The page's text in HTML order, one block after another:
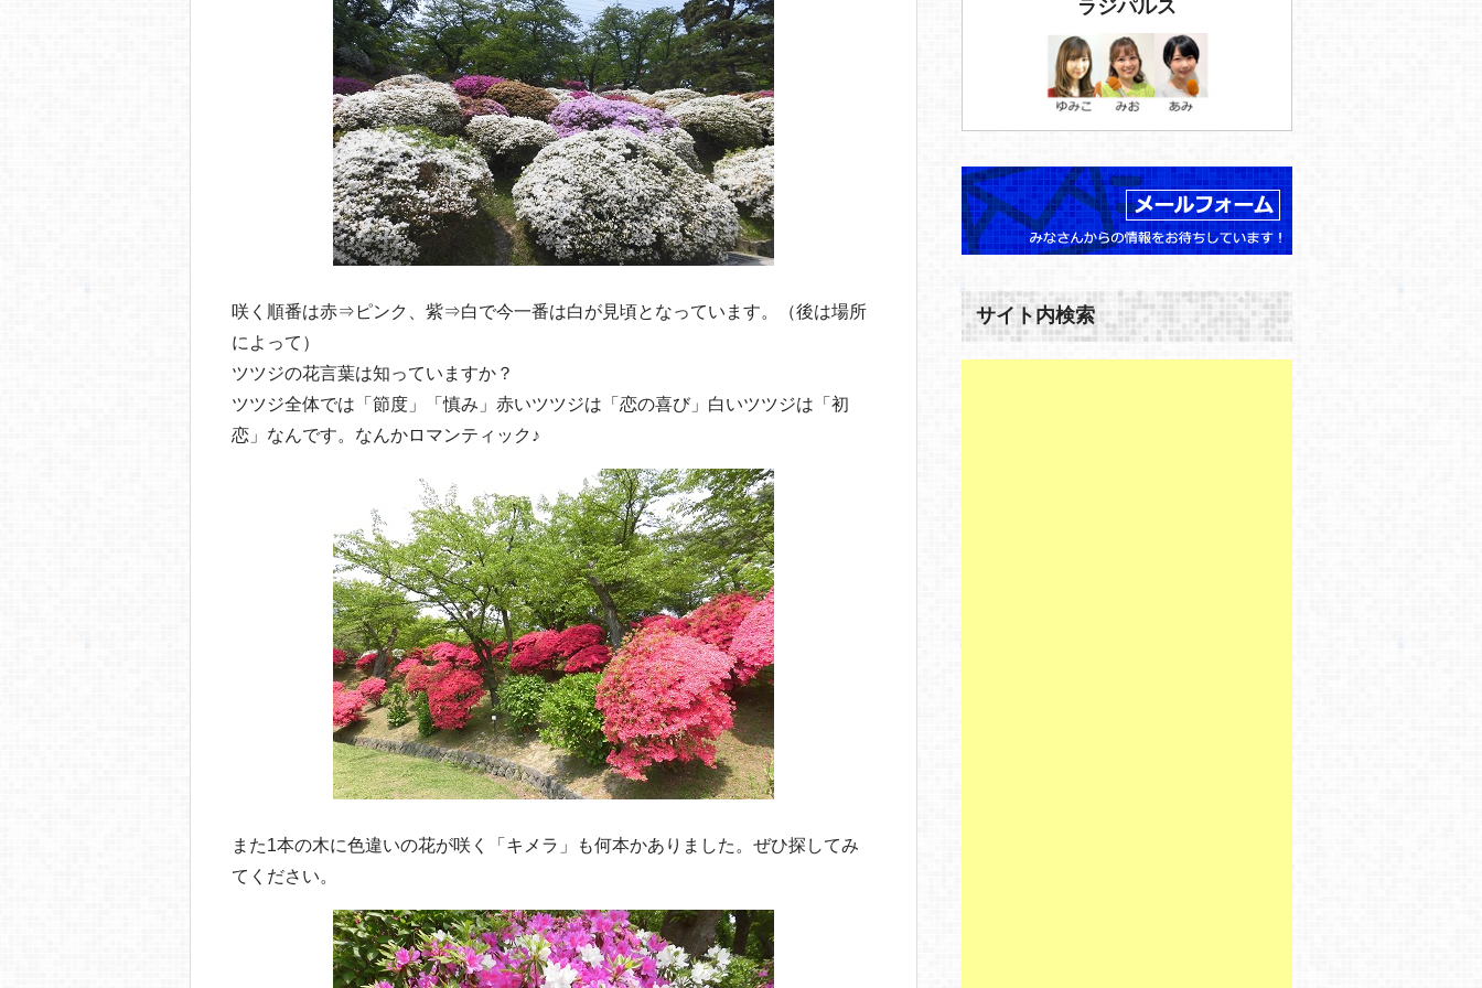
咲く順番は赤⇒ピンク、紫⇒白で今一番は白が見頃となっています。（後は場所
によって）
ツツジの花言葉は知っていますか？
ツツジ全体では「節度」「慎み」赤いツツジは「恋の喜び」白いツツジは「初
恋」なんです。なんかロマンティック♪
また1本の木に色違いの花が咲く「キメラ」も何本かありました。ぜひ探してみ
てください。
ラジパルス
サイト内検索